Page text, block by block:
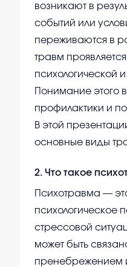
возникают в
событий или
переживаются в
травм
психологической
Понимание этого
профилактики и
В этой
основные виды
2. Что такое
Психотравма —
психологическое
стрессовой
может быть
пренебрежением